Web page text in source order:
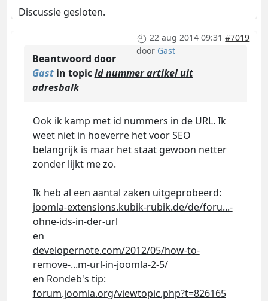
Discussie gesloten.
22 aug 2014 09:31 #7019
door Gast
Beantwoord door
Gastin topicid nummer artikel uit
adresbalk
Ook ik kamp met id nummers in de URL. Ik
weet niet in hoeverre het voor SEO
belangrijk is maar het staat gewoon netter
zonder lijkt me zo.
Ik heb al een aantal zaken uitgeprobeerd:
joomla-extensions.kubik-rubik.de/de/foru...-
ohne-ids-in-der-url
en
developernote.com/2012/05/how-to-
remove-...m-url-in-joomla-2-5/
en Rondeb's tip:
forum.joomla.org/viewtopic.php?t=826165